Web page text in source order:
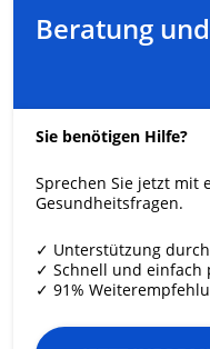
Beratung
Sie benötigen Hilfe?
Sprechen Sie jetzt mit
Gesundheitsfragen.
✓ Unterstützung
✓ Schnell und einfach
✓ 91%